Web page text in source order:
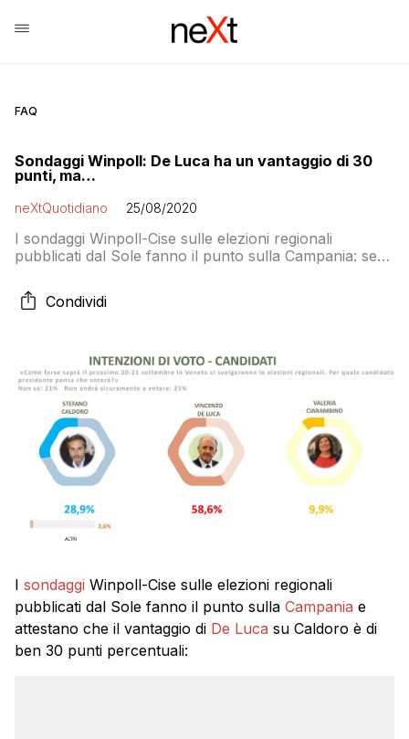
FAQ
Sondaggi Winpoll: De Luca ha un vantaggio di 30
punti, ma…
neXtQuotidiano 25/08/2020
I sondaggi Winpoll-Cise sulle elezioni regionali
pubblicati dal Sole fanno il punto sulla Campania: se
ha accumulato un divario difficilmente scalabile, per
quanto riguarda i voti alle liste la storia cambia
Condividi
I sondaggi Winpoll-Cise sulle elezioni regionali
pubblicati dal Sole fanno il punto sulla Campania e
attestano che il vantaggio di De Luca su Caldoro è di
ben 30 punti percentuali: